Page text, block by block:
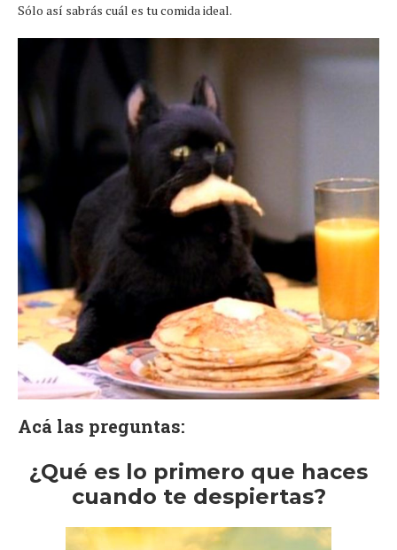
Sólo así sabrás cuál es tu comida ideal.
Acá las preguntas:
¿Qué es lo primero que haces
cuando te despiertas?